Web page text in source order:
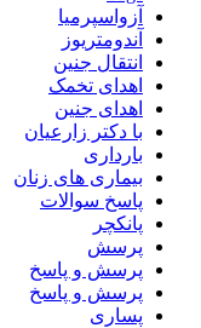
آزواسپرمیا
آندومتریوز
انتقال جنین
اهدای تخمک
اهدای جنین
با دکتر زارعیان
بارداری
بیماری های زنان
پاسخ سوالات
پانکچر
پرسش
پرسش و پاسخ
پرسش و پاسخ
پساری